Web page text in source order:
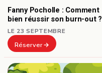
Fanny Pocholle : Comment
bien réussir son burn-out ?
LE 23 SEPTEMBRE
Réserver